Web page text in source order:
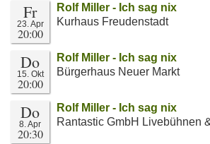
Fr
23. Apr
20:00
Rolf Miller - Ich sag nix
Kurhaus Freudenstadt
Do
15. Okt
20:00
Rolf Miller - Ich sag nix
Bürgerhaus Neuer Markt
Do
8. Apr
20:30
Rolf Miller - Ich sag nix
Rantastic GmbH Livebühnen